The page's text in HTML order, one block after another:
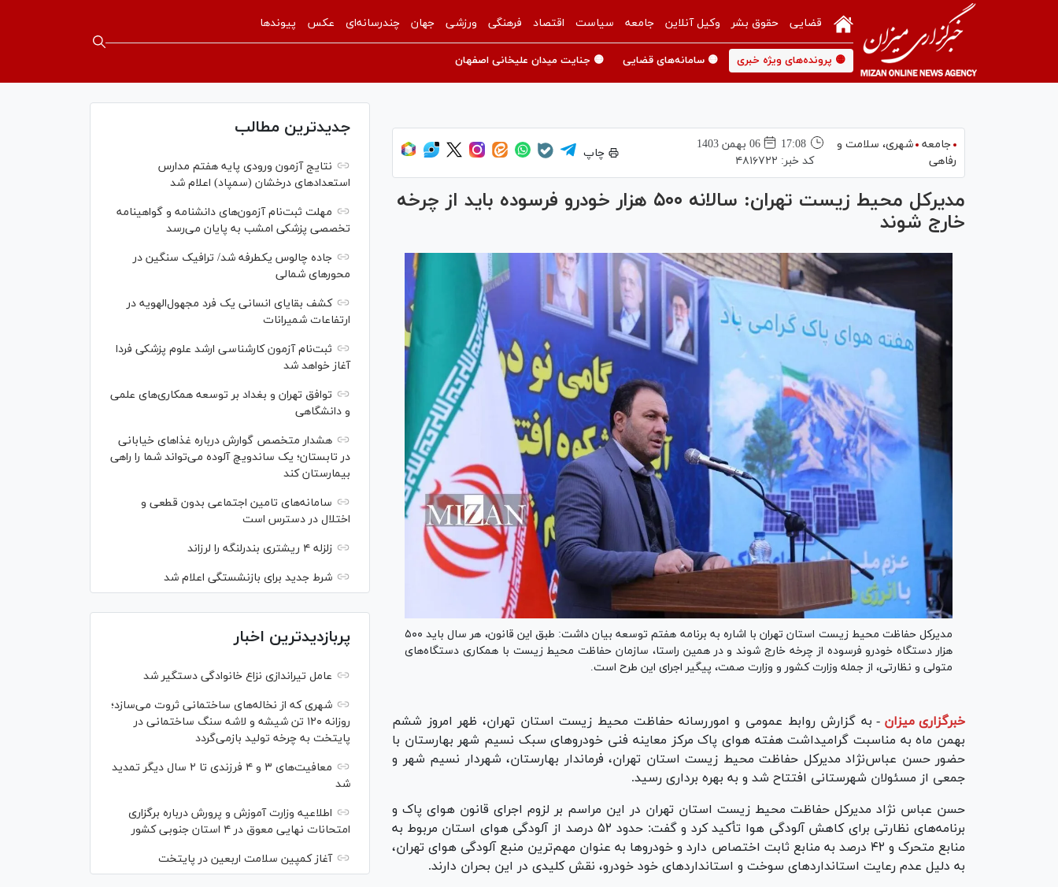
قضایی حقوق بشر وکیل آنلاین جامعه سیاست اقتصاد فرهنگی ورزشی جهان چندرسانه‌ای عکس پیوندها
🟡 پرونده‌های ویژه خبری 🟡 سامانه‌های قضایی 🟡 جنایت میدان علیخانی اصفهان
جامعه شهری،‌ سلامت و
رفاهی
17:08
06 بهمن 1403
کد خبر: ۴۸۱۶۷۲۲
چاپ
مدیرکل محیط زیست تهران: سالانه ۵۰۰ هزار خودرو فرسوده باید از چرخه
خارج شوند
مدیرکل حفاظت محیط زیست استان تهران با اشاره به برنامه هفتم توسعه بیان داشت: طبق این قانون، هر سال باید ۵۰۰
هزار دستگاه خودرو فرسوده از چرخه خارج شوند و در همین راستا، سازمان حفاظت محیط زیست با همکاری دستگاه‌های
متولی و نظارتی، از جمله وزارت کشور و وزارت صمت، پیگیر اجرای این طرح است.
خبرگزاری میزان - به گزارش روابط عمومی و اموررسانه حفاظت محیط زیست استان تهران، ظهر امروز ششم
بهمن ماه به مناسبت گرامیداشت هفته هوای پاک مرکز معاینه فنی خودرو‌های سبک نسیم شهر بهارستان با
حضور حسن عباس‌نژاد مدیرکل حفاظت محیط زیست استان تهران، فرماندار بهارستان، شهردار نسیم شهر و
جمعی از مسئولان شهرستانی افتتاح شد و به بهره برداری رسید.
حسن عباس نژاد مدیرکل حفاظت محیط زیست استان تهران در این مراسم بر لزوم اجرای قانون هوای پاک و
برنامه‌های نظارتی برای کاهش آلودگی هوا تأکید کرد و گفت: حدود ۵۲ درصد از آلودگی هوای استان مربوط به
منابع متحرک و ۴۲ درصد به منابع ثابت اختصاص دارد و خودرو‌ها به عنوان مهم‌ترین منبع آلودگی هوای تهران،
به دلیل عدم رعایت استاندارد‌های سوخت و استاندارد‌های خود خودرو، نقش کلیدی در این بحران دارند.
جدیدترین مطالب
نتایج آزمون ورودی پایه هفتم مدارس
استعدادهای درخشان (سمپاد) اعلام شد
مهلت ثبت‌نام آزمون‌های دانشنامه و گواهینامه
تخصصی پزشکی امشب به پایان می‌رسد
جاده چالوس یکطرفه شد/ ترافیک سنگین در
محورهای شمالی
کشف بقایای انسانی یک فرد مجهول‌الهویه در
ارتفاعات شمیرانات
ثبت‌نام آزمون کارشناسی ارشد علوم پزشکی فردا
آغاز خواهد شد
توافق تهران و بغداد بر توسعه همکاری‌های علمی
و دانشگاهی
هشدار متخصص گوارش درباره غذا‌های خیابانی
در تابستان؛ یک ساندویچ آلوده می‌تواند شما را راهی
بیمارستان کند
سامانه‌های تامین اجتماعی بدون قطعی و
اختلال در دسترس است
زلزله ۴ ریشتری بندرلنگه را لرزاند
شرط جدید برای بازنشستگی اعلام شد
پربازدیدترین اخبار
عامل تیراندازی نزاع خانوادگی دستگیر شد
شهری که از نخاله‌های ساختمانی ثروت می‌سازد؛
روزانه ۱۲۰ تن شیشه و لاشه سنگ ساختمانی در
پایتخت به چرخه تولید بازمی‌گردد
معافیت‌های ۳ و ۴ فرزندی تا ۲ سال دیگر تمدید
شد
اطلاعیه وزارت آموزش و پرورش درباره برگزاری
امتحانات نهایی معوق در ۴ استان جنوبی کشور
آغاز کمپین سلامت اربعین در پایتخت